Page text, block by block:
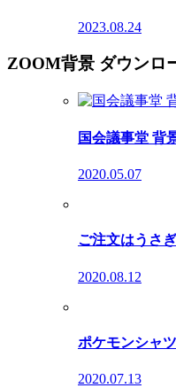
2023.08.24
ZOOM背景 ダウンロ
国会議事堂 背
2020.05.07
ご注文はうさ
2020.08.12
ポケモンシャ
2020.07.13